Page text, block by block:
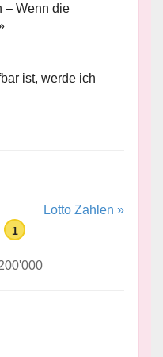
– Wenn die
ist, werde ich
Lotto Zahlen »
1